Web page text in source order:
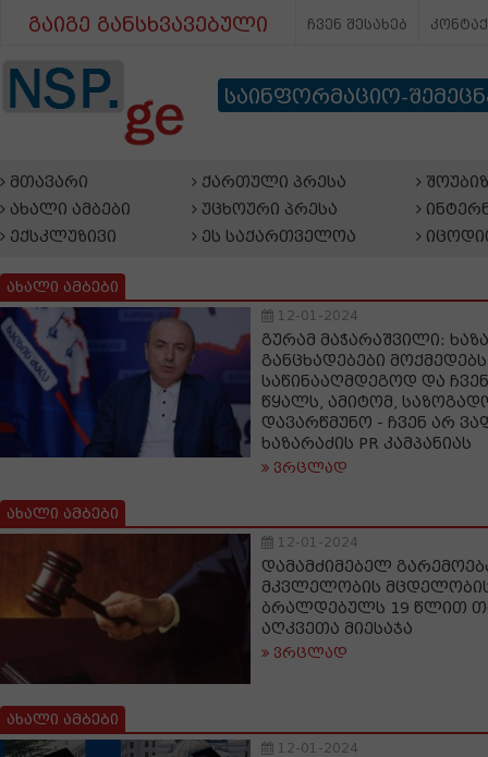
გაიგე განსხვავებული ჩვენ შესახებ
საინფორმაციო-
მთავარი
ახალი ამბები
ექსკლუზივი
ქართული პრესა
უცხოური პრესა
ეს საქართველოა
ახალი ამბები
12-01-2024
გურამ მაჭარაშვილი:
განცხადებები
საწინააღმდეგოდ და
წყალს, ამიტომ,
დავარწმუნო - ჩვენ არ
ხაზარაძის PR კამპანიას
ვრცლად
ახალი ამბები
12-01-2024
დამამძიმებელ
მკვლელობის
ბრალდებულს 19 წლით
აღკვეთა მიესაჯა
ვრცლად
ახალი ამბები
12-01-2024